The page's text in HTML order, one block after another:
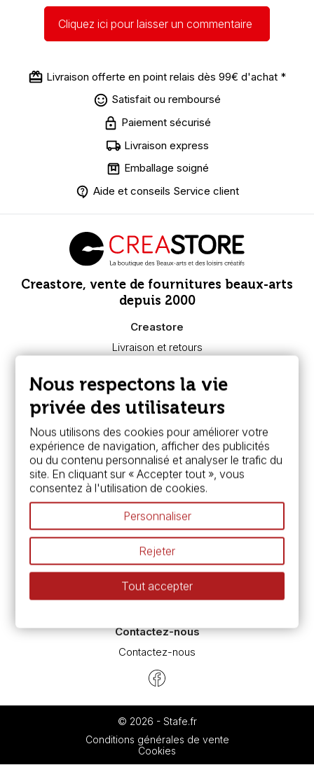
Cliquez ici pour laisser un commentaire
Livraison offerte en point relais dès 99€ d'achat *
Satisfait ou remboursé
Paiement sécurisé
Livraison express
Emballage soigné
Aide et conseils Service client
Creastore, vente de fournitures beaux-arts
depuis 2000
Creastore
Livraison et retours
Paiement sécurisé
FAQ
Boutique à Angers
Services
Carte fidélité & avantages
Chèque cadeau, bon cadeaux
Devis & bon de commande
Pass culture - mode d'emploi
Nos promotions en cours
Espace conseils
L’aquarelle en tubes ou en godets ?
Le vocabulaire technique de l’aquarelle
Différence entre peinture Fine et Extra-fine
Préparer une toile pour peinture à l'huile et acrylique
Contactez-nous
Contactez-nous
© 2026 - Stafe.fr
Conditions générales de vente
Cookies
Nous respectons la vie
privée des utilisateurs
Nous utilisons des cookies pour améliorer votre
expérience de navigation, afficher des publicités
ou du contenu personnalisé et analyser le trafic du
site. En cliquant sur « Accepter tout », vous
consentez à l'utilisation de cookies.
Personnaliser
Rejeter
Tout accepter